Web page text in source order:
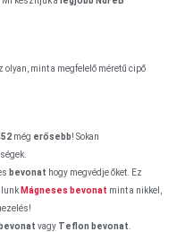
olyan, mint a megfelelő méretű cipő
még erősebb! Sokan
bevonat hogy megvédje őket. Ez
Mágneses bevonat mint a nikkel,
vagy Teflon bevonat